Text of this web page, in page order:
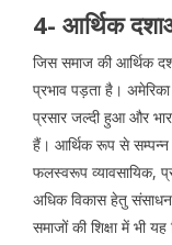
4- आर्थिक
जिस समाज की आर्थिक
प्रभाव पड़ता है।
प्रसार जल्दी हुआ और
हैं। आर्थिक रूप से सम्पन्न
फलस्वरूप व्यावसायिक,
अधिक विकास हेतु
समाजों की शिक्षा में भी